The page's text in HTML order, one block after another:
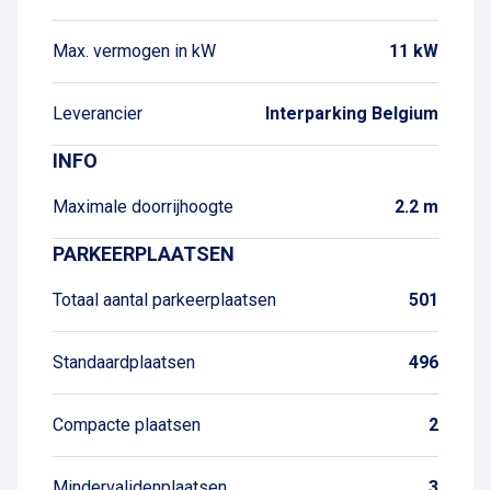
Max. vermogen in kW 11 kW
Leverancier Interparking Belgium
INFO
Maximale doorrijhoogte 2.2 m
PARKEERPLAATSEN
Totaal aantal parkeerplaatsen 501
Standaardplaatsen 496
Compacte plaatsen 2